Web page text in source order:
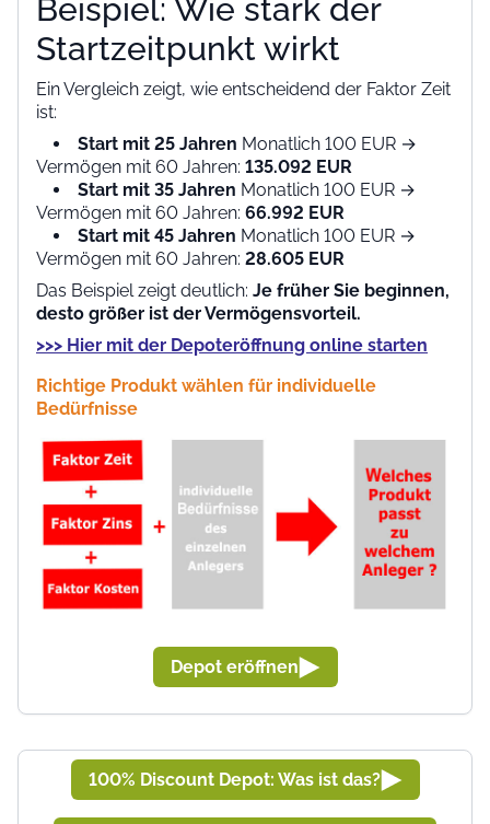
Beispiel: Wie stark der
Startzeitpunkt wirkt
Ein Vergleich zeigt, wie entscheidend der Faktor Zeit
ist:
Start mit 25 Jahren Monatlich 100 EUR →
Vermögen mit 60 Jahren: 135.092 EUR
Start mit 35 Jahren Monatlich 100 EUR →
Vermögen mit 60 Jahren: 66.992 EUR
Start mit 45 Jahren Monatlich 100 EUR →
Vermögen mit 60 Jahren: 28.605 EUR
Das Beispiel zeigt deutlich: Je früher Sie beginnen,
desto größer ist der Vermögensvorteil.
>>> Hier mit der Depoteröffnung online starten
Richtige Produkt wählen für individuelle
Bedürfnisse
Depot eröffnen
100% Discount Depot: Was ist das?